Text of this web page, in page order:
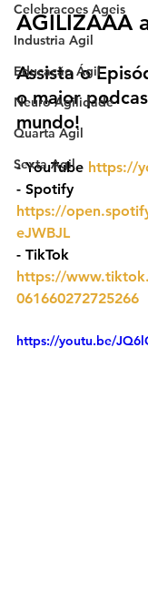
Celebracoes Ageis
Industria Agil
Educação Ágil
Neuro Agilidade
Quarta Agil
Sexta Agil
AGILIZAAA
Assista o
o maior
mundo!
- YouTube https://
- ⁠Spotify
https://
eJWBJL
- TikTok
https://
061660272725266
https://youtu.be/